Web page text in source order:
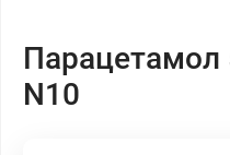
Парацетамол
N10